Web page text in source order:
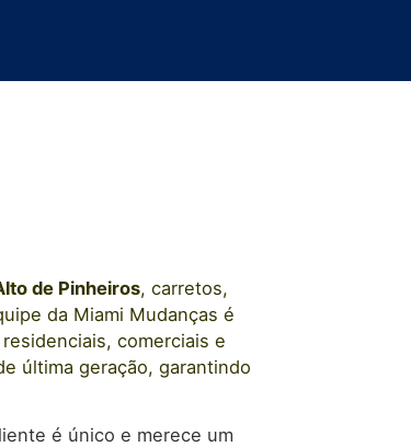
de Pinheiros, carretos,
da Miami Mudanças é
comerciais e
última geração, garantindo
é único e merece um